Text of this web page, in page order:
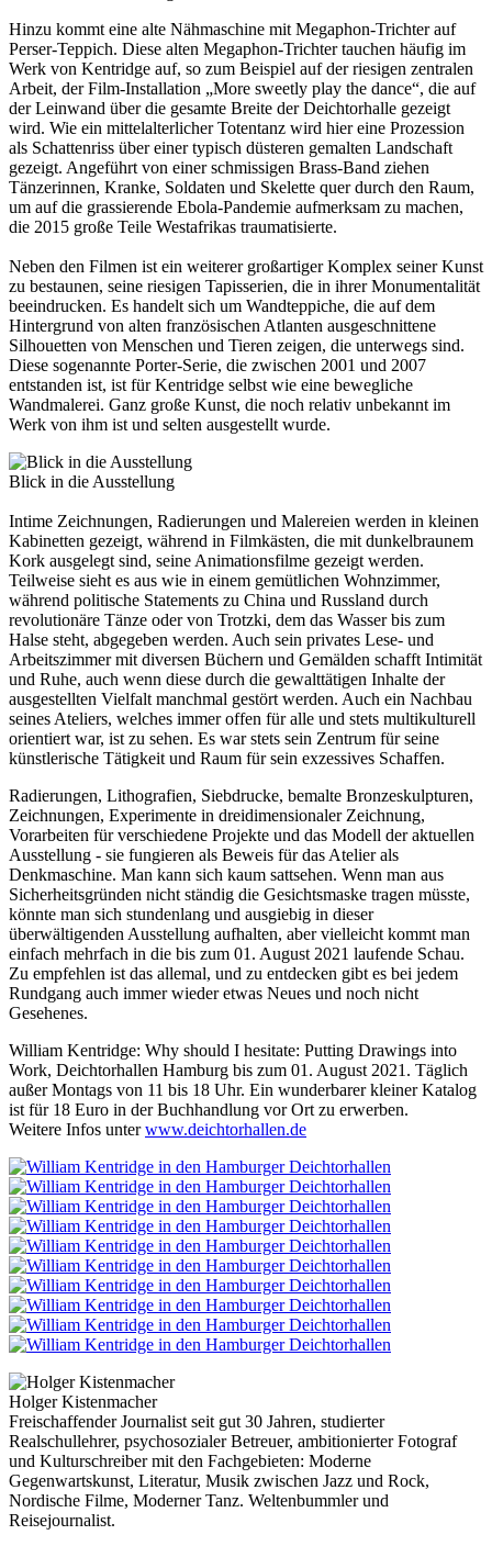
Hinzu kommt eine alte Nähmaschine mit Megaphon-Trichter auf
Perser-Teppich. Diese alten Megaphon-Trichter tauchen häufig im
Werk von Kentridge auf, so zum Beispiel auf der riesigen zentralen
Arbeit, der Film-Installation „More sweetly play the dance“, die auf
der Leinwand über die gesamte Breite der Deichtorhalle gezeigt
wird. Wie ein mittelalterlicher Totentanz wird hier eine Prozession
als Schattenriss über einer typisch düsteren gemalten Landschaft
gezeigt. Angeführt von einer schmissigen Brass-Band ziehen
Tänzerinnen, Kranke, Soldaten und Skelette quer durch den Raum,
um auf die grassierende Ebola-Pandemie aufmerksam zu machen,
die 2015 große Teile Westafrikas traumatisierte.
Neben den Filmen ist ein weiterer großartiger Komplex seiner Kunst
zu bestaunen, seine riesigen Tapisserien, die in ihrer Monumentalität
beeindrucken. Es handelt sich um Wandteppiche, die auf dem
Hintergrund von alten französischen Atlanten ausgeschnittene
Silhouetten von Menschen und Tieren zeigen, die unterwegs sind.
Diese sogenannte Porter-Serie, die zwischen 2001 und 2007
entstanden ist, ist für Kentridge selbst wie eine bewegliche
Wandmalerei. Ganz große Kunst, die noch relativ unbekannt im
Werk von ihm ist und selten ausgestellt wurde.
Blick in die Ausstellung
Intime Zeichnungen, Radierungen und Malereien werden in kleinen
Kabinetten gezeigt, während in Filmkästen, die mit dunkelbraunem
Kork ausgelegt sind, seine Animationsfilme gezeigt werden.
Teilweise sieht es aus wie in einem gemütlichen Wohnzimmer,
während politische Statements zu China und Russland durch
revolutionäre Tänze oder von Trotzki, dem das Wasser bis zum
Halse steht, abgegeben werden. Auch sein privates Lese- und
Arbeitszimmer mit diversen Büchern und Gemälden schafft Intimität
und Ruhe, auch wenn diese durch die gewalttätigen Inhalte der
ausgestellten Vielfalt manchmal gestört werden. Auch ein Nachbau
seines Ateliers, welches immer offen für alle und stets multikulturell
orientiert war, ist zu sehen. Es war stets sein Zentrum für seine
künstlerische Tätigkeit und Raum für sein exzessives Schaffen.
Radierungen, Lithografien, Siebdrucke, bemalte Bronzeskulpturen,
Zeichnungen, Experimente in dreidimensionaler Zeichnung,
Vorarbeiten für verschiedene Projekte und das Modell der aktuellen
Ausstellung - sie fungieren als Beweis für das Atelier als
Denkmaschine. Man kann sich kaum sattsehen. Wenn man aus
Sicherheitsgründen nicht ständig die Gesichtsmaske tragen müsste,
könnte man sich stundenlang und ausgiebig in dieser
überwältigenden Ausstellung aufhalten, aber vielleicht kommt man
einfach mehrfach in die bis zum 01. August 2021 laufende Schau.
Zu empfehlen ist das allemal, und zu entdecken gibt es bei jedem
Rundgang auch immer wieder etwas Neues und noch nicht
Gesehenes.
William Kentridge: Why should I hesitate: Putting Drawings into
Work, Deichtorhallen Hamburg bis zum 01. August 2021. Täglich
außer Montags von 11 bis 18 Uhr. Ein wunderbarer kleiner Katalog
ist für 18 Euro in der Buchhandlung vor Ort zu erwerben.
Weitere Infos unterwww.deichtorhallen.de
Holger Kistenmacher
Freischaffender Journalist seit gut 30 Jahren, studierter
Realschullehrer, psychosozialer Betreuer, ambitionierter Fotograf
und Kulturschreiber mit den Fachgebieten: Moderne
Gegenwartskunst, Literatur, Musik zwischen Jazz und Rock,
Nordische Filme, Moderner Tanz. Weltenbummler und
Reisejournalist.